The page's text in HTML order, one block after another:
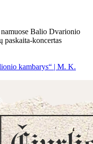
Balio Dvarionio
paskaita-koncertas
kambarys“ | M. K.